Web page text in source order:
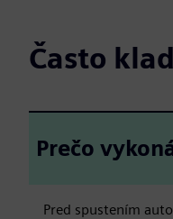
Často
Prečo
Pred spustením